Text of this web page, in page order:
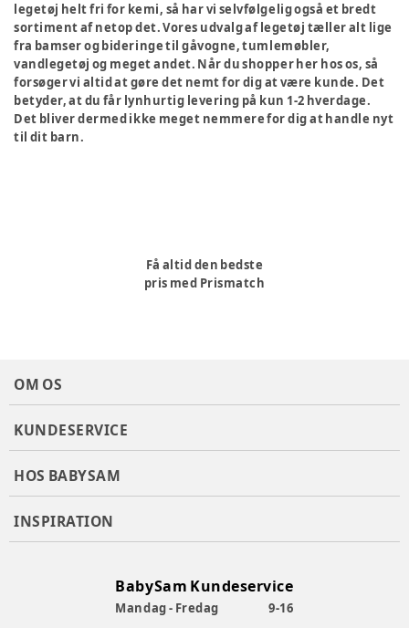
legetøj helt fri for kemi, så har vi selvfølgelig også et bredt
sortiment af netop det. Vores udvalg af legetøj tæller alt lige
fra bamser og bideringe til gåvogne, tumlemøbler,
vandlegetøj og meget andet. Når du shopper her hos os, så
forsøger vi altid at gøre det nemt for dig at være kunde. Det
betyder, at du får lynhurtig levering på kun 1-2 hverdage.
Det bliver dermed ikke meget nemmere for dig at handle nyt
til dit barn.
Få altid den bedste
pris med Prismatch
OM OS
KUNDESERVICE
HOS BABYSAM
INSPIRATION
BabySam Kundeservice
Mandag - Fredag 9-16